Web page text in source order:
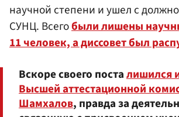
научной степени и ушел с
СУНЦ. Всегобыли лишены
11 человек, а диссовет был
Вскоре своего посталишился
Высшей аттестационной
Шамхалов, правда за